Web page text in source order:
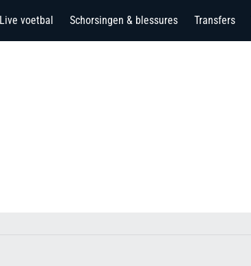
Live voetbal Schorsingen & blessures Transfers